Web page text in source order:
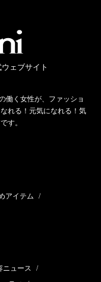
ェブサイト
働く女性が、ファッショ
れる！元気になれる！気
す。
アイテム /
ニュース /